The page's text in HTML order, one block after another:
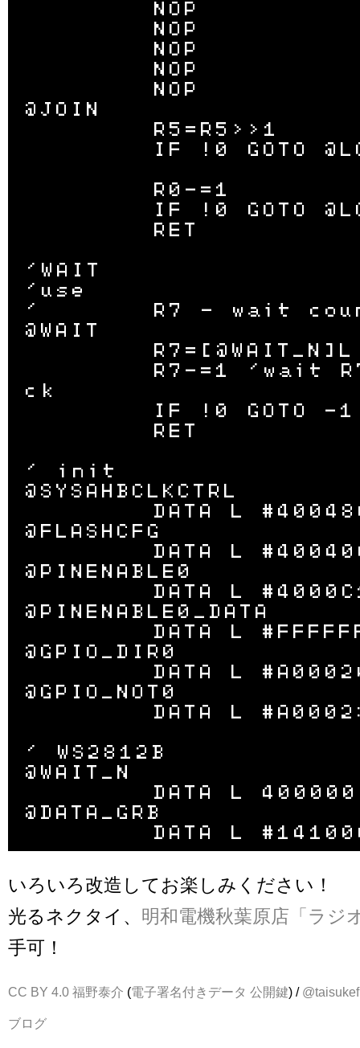
@JOIN
'WAIT
'use
'	R7 - wait count
@WAIT
ck
' init
@SYSAHBCLKCTRL
@FLASHCFG
@PINENABLE0
@PINENABLE0_DATA
@GPIO_DIR0
@GPIO_NOT0
' WS2812B
@WAIT_N
@DATA_GRB
いろいろ改造してお楽しみください！
光るネクタイ、 明和電機秋葉原店「ラジ
手可！
CC BY 4.0 福野泰介 (電子署名付きデータ 公開鍵) / @taisukef
ブログ